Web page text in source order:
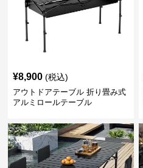
¥8,900 (税込)
アウトドアテーブル 折り畳み式
アルミロールテーブル